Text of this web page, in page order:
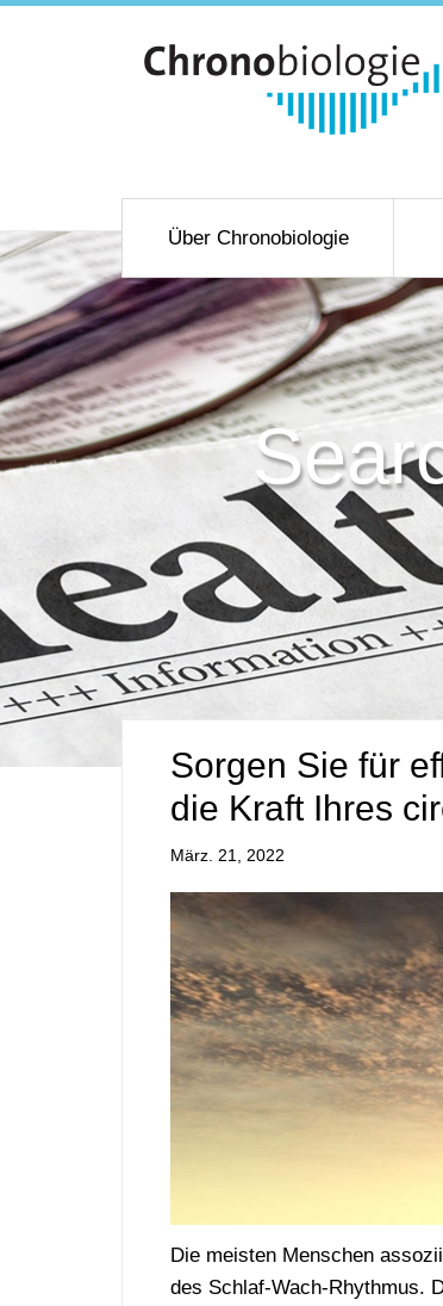
Über Chronobiologie
Sorgen Sie für
die Kraft Ihres
März. 21, 2022
Die meisten Menschen
des Schlaf-Wach-Rhythmus.